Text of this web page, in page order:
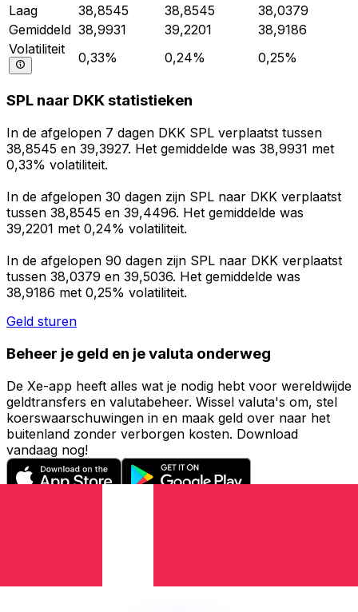
Laag
38,8545 38,8545
38,0379
Gemiddeld 38,9931 39,2201
38,9186
Volatiliteit
0,33% 0,24% 0,25%
SPL naar DKK statistieken
In de afgelopen 7 dagen DKK SPL verplaatst tussen
38,8545 en 39,3927. Het gemiddelde was 38,9931 met
0,33% volatiliteit.
In de afgelopen 30 dagen zijn SPL naar DKK verplaatst
tussen 38,8545 en 39,4496. Het gemiddelde was
39,2201 met 0,24% volatiliteit.
In de afgelopen 90 dagen zijn SPL naar DKK verplaatst
tussen 38,0379 en 39,5036. Het gemiddelde was
38,9186 met 0,25% volatiliteit.
Geld sturen
Beheer je geld en je valuta onderweg
De Xe-app heeft alles wat je nodig hebt voor wereldwijde
geldtransfers en valutabeheer. Wissel valuta's om, stel
koerswaarschuwingen in en maak geld over naar het
buitenland zonder verborgen kosten. Download
vandaag nog!